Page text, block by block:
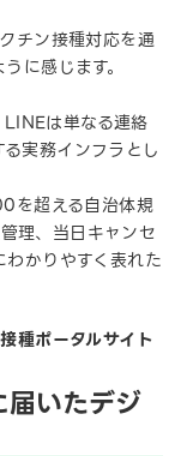
チン接種対応を通
に感じます。
は単なる連絡
実務インフラとし
を超える自治体規
理、当日キャンセ
かりやすく表れた
種ポータルサイト
いたデジ